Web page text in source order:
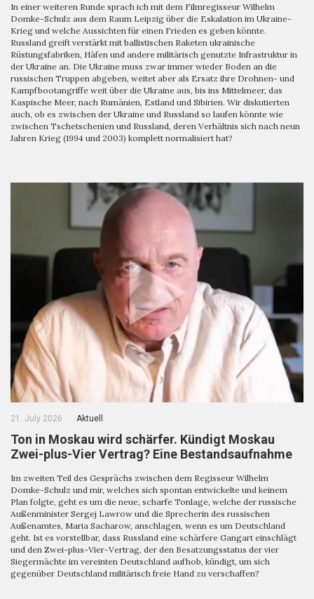
In einer weiteren Runde sprach ich mit dem Filmregisseur Wilhelm
Domke-Schulz aus dem Raum Leipzig über die Eskalation im Ukraine-
Krieg und welche Aussichten für einen Frieden es geben könnte.
Russland greift verstärkt mit ballistischen Raketen ukrainische
Rüstungsfabriken, Häfen und andere militärisch genutzte Infrastruktur in
der Ukraine an. Die Ukraine muss zwar immer wieder Boden an die
russischen Truppen abgeben, weitet aber als Ersatz ihre Drohnen- und
Kampfbootangriffe weit über die Ukraine aus, bis ins Mittelmeer, das
Kaspische Meer, nach Rumänien, Estland und Sibirien. Wir diskutierten
auch, ob es zwischen der Ukraine und Russland so laufen könnte wie
zwischen Tschetschenien und Russland, deren Verhältnis sich nach neun
Jahren Krieg (1994 und 2003) komplett normalisiert hat?
21. July 2026 Aktuell
Ton in Moskau wird schärfer. Kündigt Moskau
Zwei-plus-Vier Vertrag? Eine Bestandsaufnahme
Im zweiten Teil des Gesprächs zwischen dem Regisseur Wilhelm
Domke-Schulz und mir, welches sich spontan entwickelte und keinem
Plan folgte, geht es um die neue, scharfe Tonlage, welche der russische
Außenminister Sergej Lawrow und die Sprecherin des russischen
Außenamtes, Maria Sacharow, anschlagen, wenn es um Deutschland
geht. Ist es vorstellbar, dass Russland eine schärfere Gangart einschlägt
und den Zwei-plus-Vier-Vertrag, der den Besatzungsstatus der vier
Siegermächte im vereinten Deutschland aufhob, kündigt, um sich
gegenüber Deutschland militärisch freie Hand zu verschaffen?